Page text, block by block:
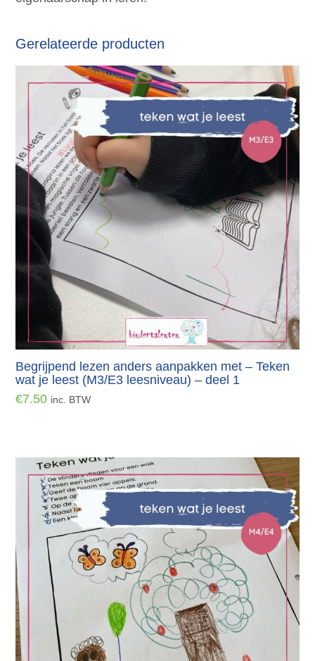
Gerelateerde producten
Begrijpend lezen anders aanpakken met – Teken
wat je leest (M3/E3 leesniveau) – deel 1
€7.50 inc. BTW